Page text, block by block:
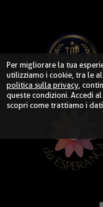
Per migliorare la tua
utilizziamo i cookie, tra le
politica sulla privacy,
queste condizioni. Accedi
scopri come trattiamo i